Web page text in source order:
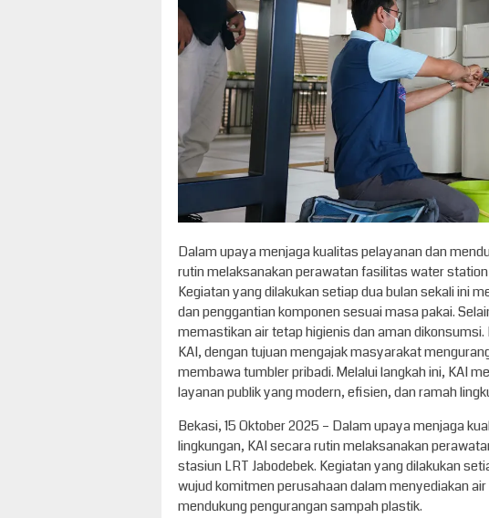
Dalam upaya menjaga kualitas pelayanan dan
rutin melaksanakan perawatan fasilitas water
Kegiatan yang dilakukan setiap dua bulan sekali ini
dan penggantian komponen sesuai masa pakai.
memastikan air tetap higienis dan aman
KAI, dengan tujuan mengajak masyarakat
membawa tumbler pribadi. Melalui langkah ini, KAI
layanan publik yang modern, efisien, dan ramah
Bekasi, 15 Oktober 2025 – Dalam upaya menjaga
lingkungan, KAI secara rutin melaksanakan
stasiun LRT Jabodebek. Kegiatan yang dilakukan
wujud komitmen perusahaan dalam menyediakan
mendukung pengurangan sampah plastik.